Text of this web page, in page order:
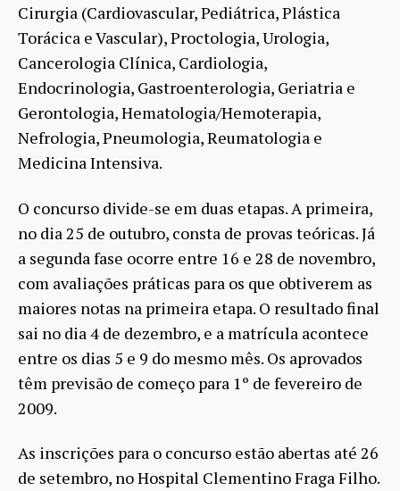
Cirurgia (Cardiovascular, Pediátrica, Plástica
Torácica e Vascular), Proctologia, Urologia,
Cancerologia Clínica, Cardiologia,
Endocrinologia, Gastroenterologia, Geriatria e
Gerontologia, Hematologia/Hemoterapia,
Nefrologia, Pneumologia, Reumatologia e
Medicina Intensiva.
O concurso divide-se em duas etapas. A primeira,
no dia 25 de outubro, consta de provas teóricas. Já
a segunda fase ocorre entre 16 e 28 de novembro,
com avaliações práticas para os que obtiverem as
maiores notas na primeira etapa. O resultado final
sai no dia 4 de dezembro, e a matrícula acontece
entre os dias 5 e 9 do mesmo mês. Os aprovados
têm previsão de começo para 1º de fevereiro de
2009.
As inscrições para o concurso estão abertas até 26
de setembro, no Hospital Clementino Fraga Filho.